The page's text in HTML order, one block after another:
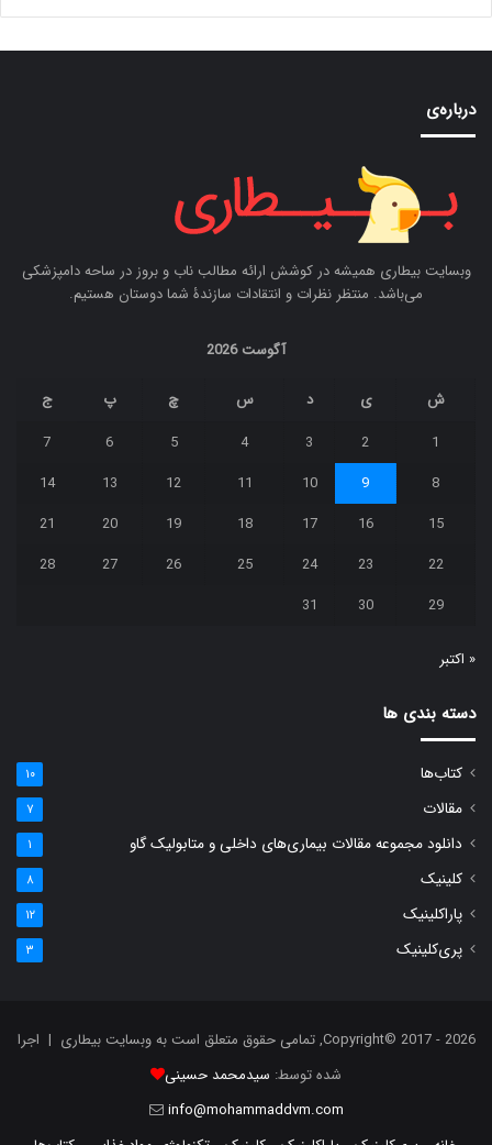
درباره‌ی
وبسایت بیطاری همیشه در کوشش ارائه مطالب ناب و بروز در ساحه دامپزشکی
می‌باشد. منتظر نظرات و انتقادات سازندۀ شما دوستان هستیم.
آگوست 2026
ش ی د س چ پ
ج
1
2
3
4
5
6
7
8
9
10
11
12
13
14
15
16
17
18
19
20
21
22
23
24
25
26
27
28
29
30
31
« اکتبر
دسته بندی ها
کتاب‌ها ۱۰
مقالات ۷
دانلود مجموعه مقالات بیماری‌های داخلی و متابولیک گاو ۱
کلینیک ۸
پاراکلینیک ۱۲
پری‌کلینیک ۳
Copyright© 2017 - 2026, تمامی حقوق متعلق است به وبسایت بیطاری | اجرا
شده توسط: سیدمحمد حسینی
info@mohammaddvm.com